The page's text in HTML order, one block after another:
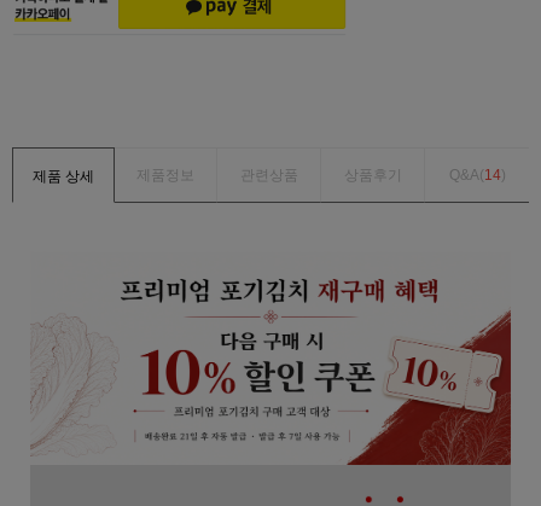
제품 상세 제품정보 관련상품 상품후기 Q&A(14)